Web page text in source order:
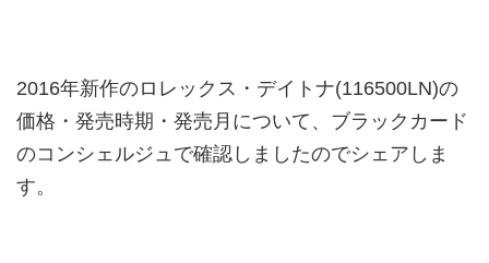
2016年新作のロレックス・デイトナ(116500LN)の
価格・発売時期・発売月について、ブラックカード
のコンシェルジュで確認しましたのでシェアしま
す。